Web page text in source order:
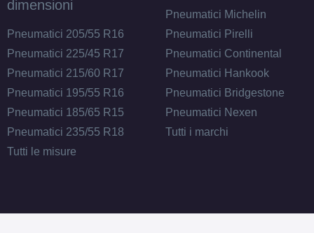
dimensioni
Pneumatici 205/55 R16
Pneumatici 225/45 R17
Pneumatici 215/60 R17
Pneumatici 195/55 R16
Pneumatici 185/65 R15
Pneumatici 235/55 R18
Tutti le misure
Pneumatici Michelin
Pneumatici Pirelli
Pneumatici Continental
Pneumatici Hankook
Pneumatici Bridgestone
Pneumatici Nexen
Tutti i marchi